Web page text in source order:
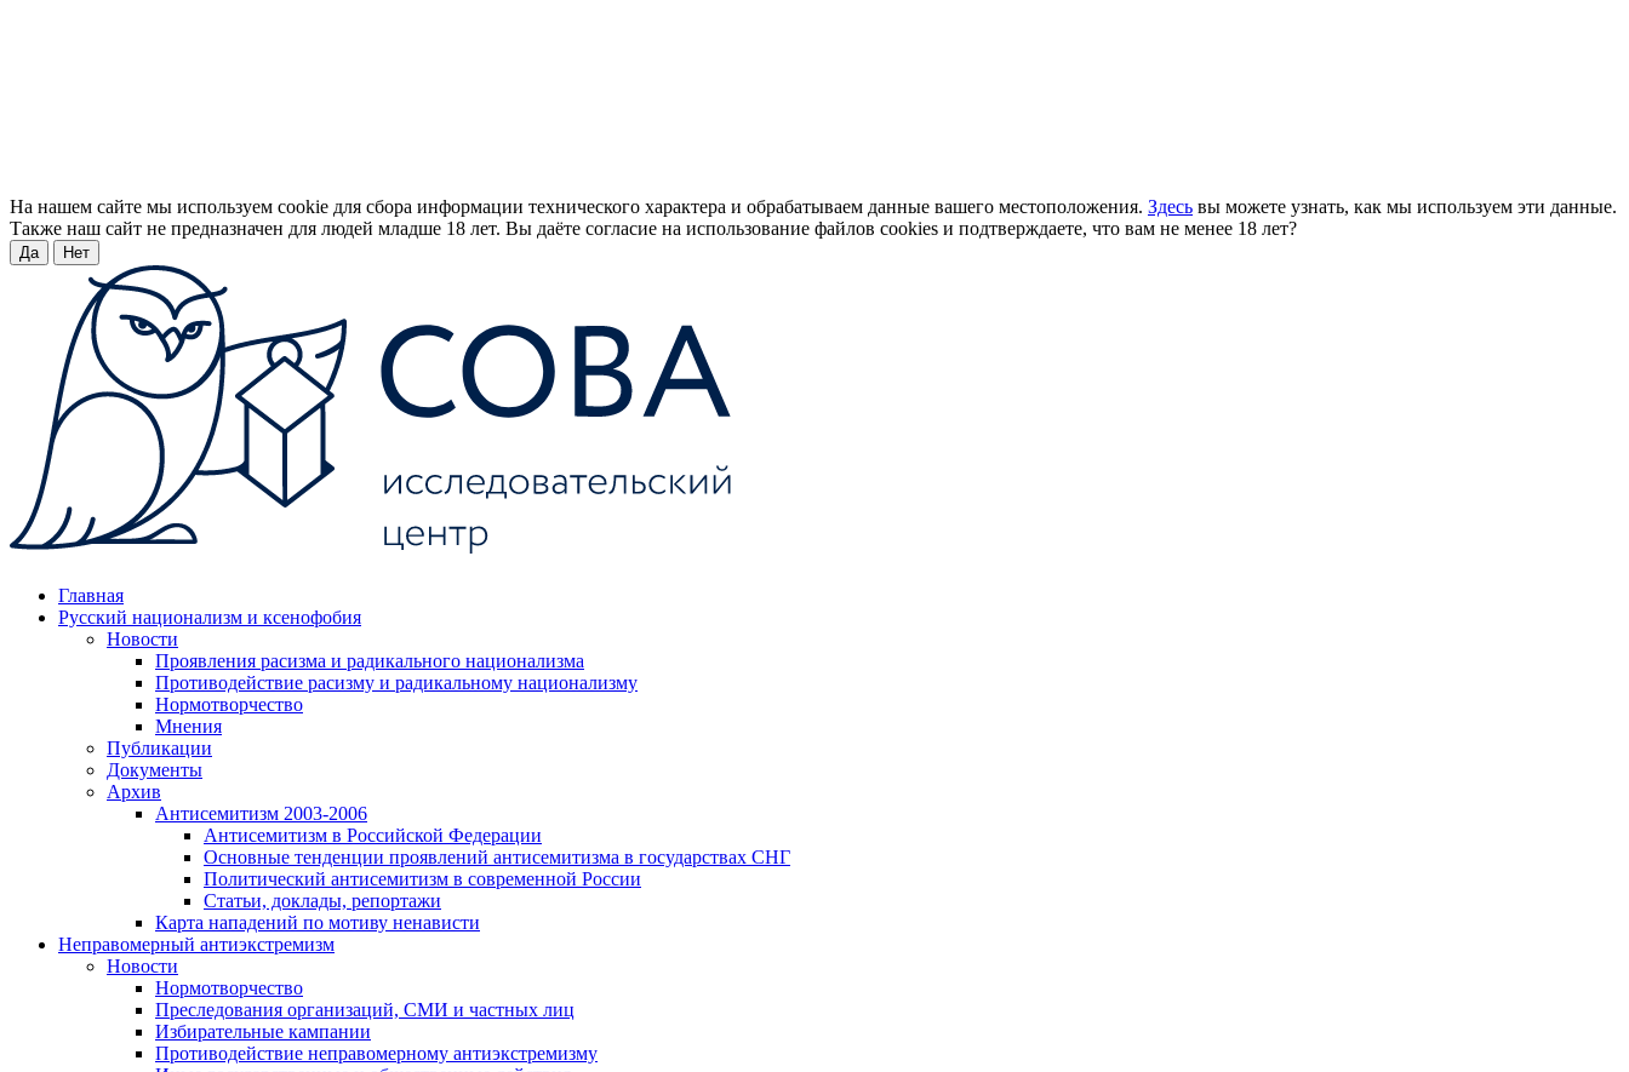
На нашем сайте мы используем cookie для сбора информации технического характера и обрабатываем данные вашего местоположения. Здесь вы можете узнать, как мы используем эти данные.
Также наш сайт не предназначен для людей младше 18 лет. Вы даёте согласие на использование файлов cookies и подтверждаете, что вам не менее 18 лет?
Да Нет
Главная
Русский национализм и ксенофобия
Новости
Проявления расизма и радикального национализма
Противодействие расизму и радикальному национализму
Нормотворчество
Мнения
Публикации
Документы
Архив
Антисемитизм 2003-2006
Антисемитизм в Российской Федерации
Основные тенденции проявлений антисемитизма в государствах СНГ
Политический антисемитизм в современной России
Статьи, доклады, репортажи
Карта нападений по мотиву ненависти
Неправомерный антиэкстремизм
Новости
Нормотворчество
Преследования организаций, СМИ и частных лиц
Избирательные кампании
Противодействие неправомерному антиэкстремизму